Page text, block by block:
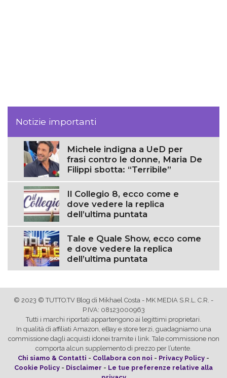
Notizie importanti
Michele indigna a UeD per
frasi contro le donne, Maria De
Filippi sbotta: “Terribile”
Il Collegio 8, ecco come e
dove vedere la replica
dell’ultima puntata
Tale e Quale Show, ecco come
e dove vedere la replica
dell’ultima puntata
© 2023 © TUTTO.TV Blog di Mikhael Costa - MK MEDIA S.R.L. C.R. -
P.IVA: 08123000963
Tutti i marchi riportati appartengono ai legittimi proprietari.
In qualità di affiliati Amazon, eBay e store terzi, guadagniamo una
commissione dagli acquisti idonei tramite i link. Tale commissione non
comporta alcun supplemento di prezzo per l’utente.
Chi siamo & Contatti - Collabora con noi - Privacy Policy -
Cookie Policy - Disclaimer - Le tue preferenze relative alla